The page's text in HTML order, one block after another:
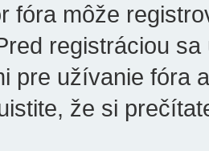
fóra môže
registráciou
pre užívanie fóra
že si